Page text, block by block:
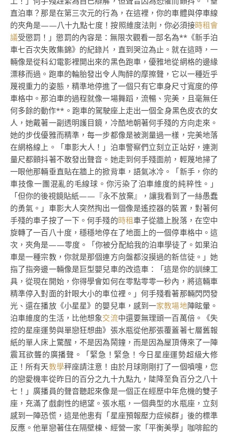
直泊車？那是在第三次元的行為，在這裡，你的車體與停車線
的夾角是——八十九點七度！按照維度法則，你必須接時租會
議受懲罰！」懲罰的內容是：無限次觀看一部名為**《新手泊
車七百次失敗集錦》的紀錄片，直到哭泣為止。就在這時，一
輛像是從科幻電影裡開出來的黑色跑車，優雅地從網格的邊緣
漂移而過。跑車的輪胎發出令人陶醉的摩擦聲，它以一種近乎
蔑視重力的姿態，精準地停進了一個只有它車身尺寸寬度的停
車格中。那泊車的過程就像一場舞蹈，流暢、完美，且毫無任
何多餘的動作**。跑車的駕駛座上走出一個全身黑色皮衣的女
人，她戴著一副透明護目鏡，冷酷地朝著何手殘的方向走來。
她的步伐優雅而精準，每一步都像是被測量過一樣，完美地落
在網格線上。「車影大人！」泊車警察們立刻立正站好，連測
量尺都顫抖著不敢發出聲音。她走到何手殘面前，輕蔑地掃了
一眼他那輛垂直貼在牆上的掀背車，語氣冰冷。「新手，你的
車技像一團混亂的毛線球。你污染了泊車維度的純粹性。」
「但你的後視鏡貼紙——『永不放棄』，讓我看到了一絲愚蠢
的勇氣。」車影大人突然掏出一個像是遙控器的裝置，對著何
手殘的車子按了一下。何手殘的時租車子從牆上脫落，在空中
旋轉了一百八十度，穩穩地停在了地面上的一個停車格中。這
次，夾角是——零度。「你被分配給我的泊車學徒了。如果泊
車是一種宗教，你就是那個連方向盤都沒摸過的新信徒。」她
指了指旁邊一輛像是巨型嬰兒車的改造車：「這是你的訓練工
具，從現在開始，你得學會如何在零點零零一秒內，將這輛車
精準停入對面的針眼大小的車位裡。」何手殘看著那輛閃閃發
光、還在播放《小星星》的嬰兒車，感到一家教場地陣眩暈。
泊車維度的生活，比他想象交流中還要無理頭一百萬倍。《失
控的星座運勢與單戀狂想曲》張水瓶從他那張覆蓋著七層舊報
紙的單人床上驚醒，不是因為鬧鐘，而是因為屋頂傳來了一陣
震耳欲聾的廣播聲。「緊急！緊急！今日星座運勢超級大修
正！所有天教學秤座請注意！由於月球剛剛打了一個噴嚏，您
的戀愛機率從昨日的百分之九十九點九，陡降至負百分之八十
七！」廣播員的聲音聽起來像是一個正在經歷中年危機的雙子
座，充滿了戲劇性的絕望。張水瓶，一個典型的水瓶座，立刻
感到一陣恐慌，這是他患有「星座預報壓力症候群」後的標準
反應。他單戀著住在隔壁棟、經營一家「平衡美學」咖啡館的